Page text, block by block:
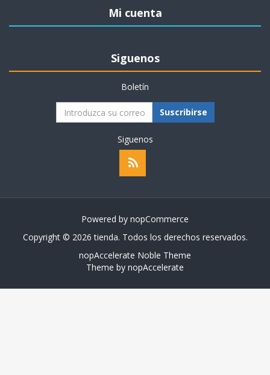
Mi cuenta
Siguenos
Boletín
Suscribirse
Siguenos
Powered by nopCommerce
Copyright © 2026 tienda. Todos los derechos reservados.
nopAccelerate Noble Theme
Theme by nopAccelerate